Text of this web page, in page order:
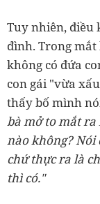
Tuy nhiên, điều
đình. Trong
không có đứa
con gái "vừa
thấy bố mình
bà mở to mắt
nào không? Nói
chứ thực ra là
thì có."